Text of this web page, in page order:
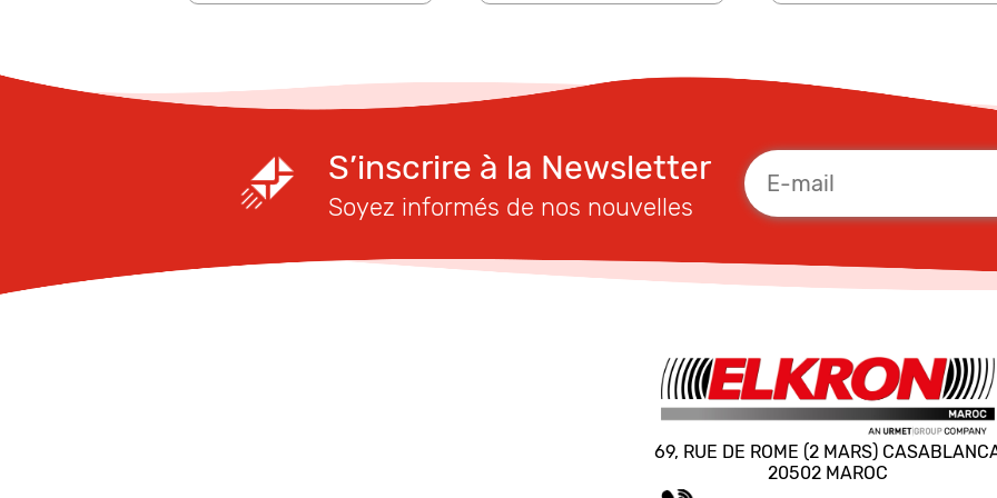
S’inscrire à la Newsletter
Soyez informés de nos nouvelles
69, RUE DE ROME (2 MARS)
20502 MAROC